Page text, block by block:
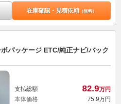
在庫確認・見積依頼（無料）
パッケージ ETC/純正ナビ/バック
支払総額 82.9万円
本体価格
75. 9万円